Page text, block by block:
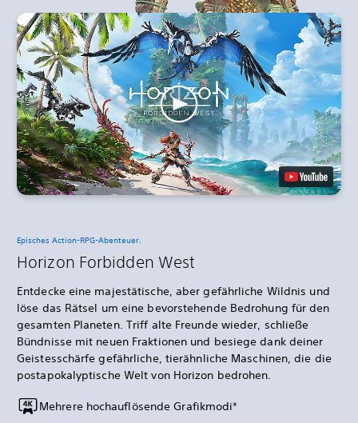
Episches Action-RPG-Abenteuer.
Horizon Forbidden West
Entdecke eine majestätische, aber gefährliche Wildnis und
löse das Rätsel um eine bevorstehende Bedrohung für den
gesamten Planeten. Triff alte Freunde wieder, schließe
Bündnisse mit neuen Fraktionen und besiege dank deiner
Geistesschärfe gefährliche, tierähnliche Maschinen, die die
postapokalyptische Welt von Horizon bedrohen.
Mehrere hochauflösende Grafikmodi*